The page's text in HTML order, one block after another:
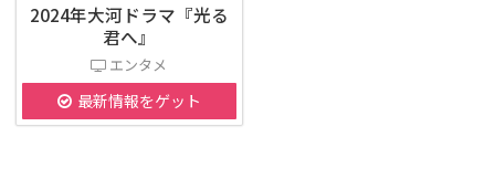
2024年大河ドラマ『光る
君へ』
エンタメ
最新情報をゲット